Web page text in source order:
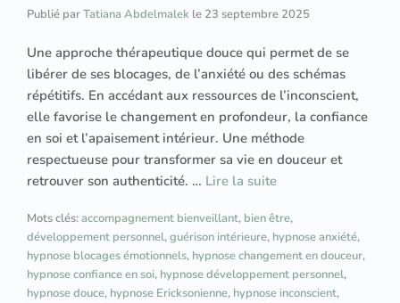
Publié parTatiana Abdelmalek le 23 septembre 2025
Une approche thérapeutique douce qui permet de se
libérer de ses blocages, de l’anxiété ou des schémas
répétitifs. En accédant aux ressources de l’inconscient,
elle favorise le changement en profondeur, la confiance
en soi et l’apaisement intérieur. Une méthode
respectueuse pour transformer sa vie en douceur et
retrouver son authenticité. … Lire la suite
Mots clés:accompagnement bienveillant, bien être,
développement personnel,guérison intérieure, hypnose anxiété,
hypnose blocages émotionnels, hypnose changement en douceur,
hypnose confiance en soi, hypnose développement personnel,
hypnose douce, hypnose Ericksonienne, hypnose inconscient,